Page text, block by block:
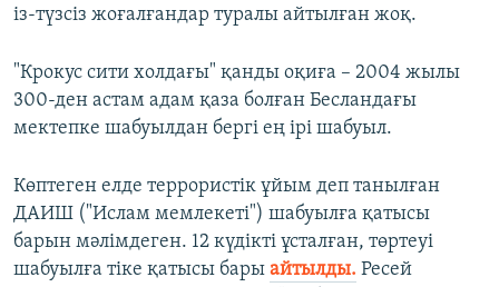
із-түзсіз жоғалғандар туралы айтылған жоқ.
"Крокус сити холдағы" қанды оқиға – 2004 жылы
300-ден астам адам қаза болған Бесландағы
мектепке шабуылдан бергі ең ірі шабуыл.
Көптеген елде террористік ұйым деп танылған
ДАИШ ("Ислам мемлекеті") шабуылға қатысы
барын мәлімдеген. 12 күдікті ұсталған, төртеуі
шабуылға тіке қатысы бары айтылды. Ресей